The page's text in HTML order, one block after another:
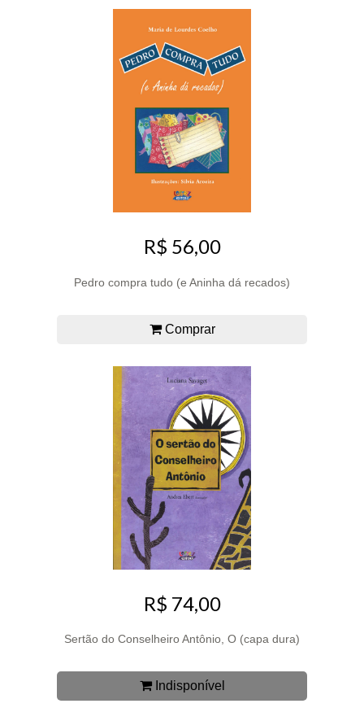
R$ 56,00
Pedro compra tudo (e Aninha dá recados)
Comprar
R$ 74,00
Sertão do Conselheiro Antônio, O (capa dura)
Indisponível